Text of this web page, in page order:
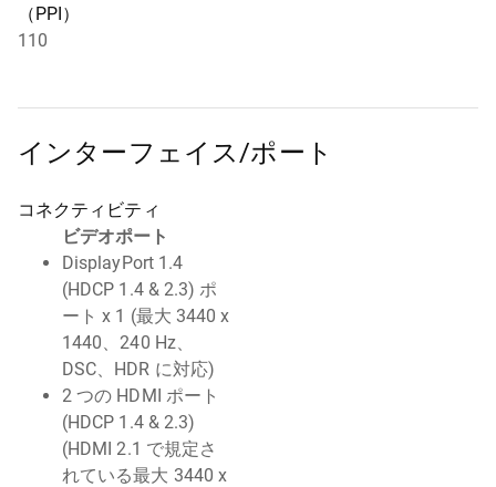
（PPI）
110
インターフェイス/ポート
コネクティビティ
ビデオポート
DisplayPort 1.4
(HDCP 1.4 & 2.3) ポ
ート x 1 (最大 3440 x
1440、240 Hz、
DSC、HDR に対応)
2 つの HDMI ポート
(HDCP 1.4 & 2.3)
(HDMI 2.1 で規定さ
れている最大 3440 x